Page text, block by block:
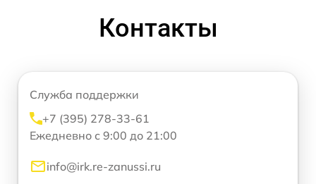
Контакты
Служба поддержки
+7 (395) 278-33-61
Ежедневно с 9:00 до 21:00
info@irk.re-zanussi.ru